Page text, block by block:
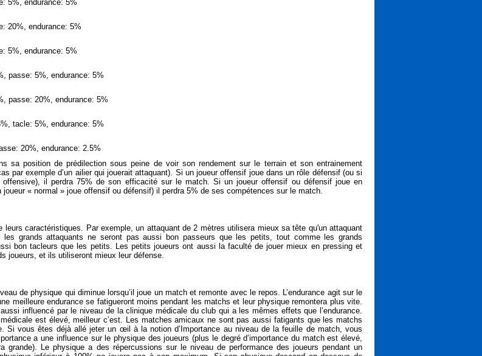
5%, endurance: 5%
20%, endurance: 5%
5%, endurance: 5%
passe: 5%, endurance: 5%
passe: 20%, endurance: 5%
tacle: 5%, endurance: 5%
20%, endurance: 2.5%
sa position de prédilection sous peine de voir son rendement sur le terrain et son entrainement
par exemple d’un ailier qui jouerait attaquant). Si un joueur offensif joue dans un rôle défensif (ou si
il perdra 75% de son efficacité sur le match. Si un joueur offensif ou défensif joue en
« normal » joue offensif ou défensif) il perdra 5% de ses compétences sur le match.
leurs caractéristiques. Par exemple, un attaquant de 2 mètres utilisera mieux sa tête qu'un attaquant
les grands attaquants ne seront pas aussi bon passeurs que les petits, tout comme les grands
bon tacleurs que les petits. Les petits joueurs ont aussi la faculté de jouer mieux en pressing et
joueurs, et ils utiliseront mieux leur défense.
de physique qui diminue lorsqu’il joue un match et remonte avec le repos. L’endurance agit sur le
meilleure endurance se fatigueront moins pendant les matchs et leur physique remontera plus vite.
influencé par le niveau de la clinique médicale du club qui a les mêmes effets que l’endurance.
est élevé, meilleur c’est. Les matches amicaux ne sont pas aussi fatigants que les matchs
Si vous êtes déjà allé jeter un œil à la notion d’Importance au niveau de la feuille de match, vous
a une influence sur le physique des joueurs (plus le degré d’importance du match est élevé,
grande). Le physique a des répercussions sur le niveau de performance des joueurs pendant un